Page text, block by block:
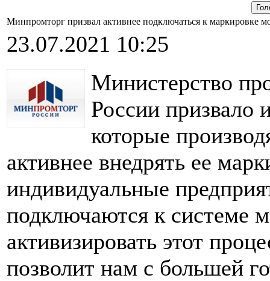
Минпромторг призвал активнее подключаться к маркировке
23.07.2021 10:25
Министерство
России призвало
которые
активнее внедрять ее
индивидуальные
подключаются к системе
активизировать этот
позволит нам с большей